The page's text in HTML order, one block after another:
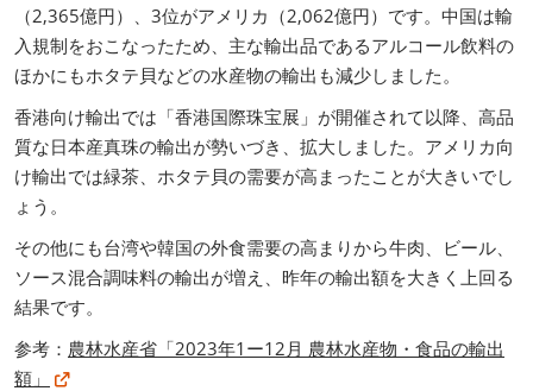
（2,365億円）、3位がアメリカ（2,062億円）です。中国は輸
入規制をおこなったため、主な輸出品であるアルコール飲料の
ほかにもホタテ貝などの水産物の輸出も減少しました。
香港向け輸出では「香港国際珠宝展」が開催されて以降、高品
質な日本産真珠の輸出が勢いづき、拡大しました。アメリカ向
け輸出では緑茶、ホタテ⾙の需要が高まったことが大きいでし
ょう。
その他にも台湾や韓国の外食需要の高まりから牛肉、ビール、
ソース混合調味料の輸出が増え、昨年の輸出額を大きく上回る
結果です。
参考： 農林水産省「2023年1ー12⽉ 農林⽔産物・⾷品の輸出
額」